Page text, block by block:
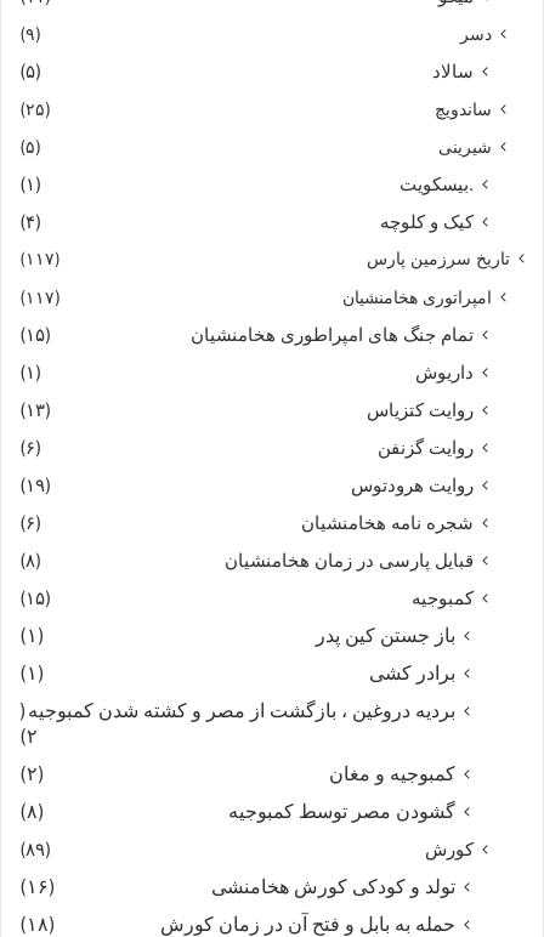
دسر (۹)
سالاد (۵)
ساندویچ
(۲۵)
شیرینی
(۵)
.بیسکویت
(۱)
کیک و کلوچه
(۴)
تاریخ سرزمین پارس (۱۱۷)
امپراتوری هخامنشیان (۱۱۷)
تمام جنگ های امپراطوری هخامنشیان
(۱۵)
داریوش
(۱)
روایت کتزیاس
(۱۳)
روایت گزنفن
(۶)
روایت هرودتوس
(۱۹)
شجره نامه هخامنشیان
(۶)
قبایل پارسی در زمان هخامنشیان
(۸)
کمبوجیه
(۱۵)
باز جستن کین پدر
(۱)
برادر کشی
(۱)
بردیه دروغین ، بازگشت از مصر و کشته شدن کمبوجیه (
۲)
کمبوجیه و مغان
(۲)
گشودن مصر توسط کمبوجیه
(۸)
کورش
(۸۹)
تولد و کودکی کورش هخامنشی
(۱۶)
حمله به بابل و فتح آن در زمان کورش
(۱۸)